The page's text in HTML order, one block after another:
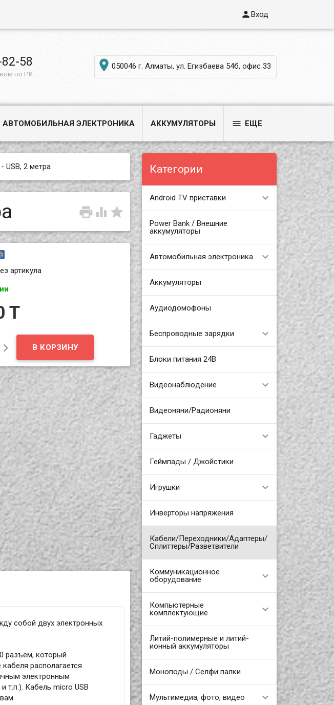
Вход
58
по РК
 050046 г. Алматы, ул. Егизбаева 54б, офис 33
АВТОМОБИЛЬНАЯ ЭЛЕКТРОНИКА АККУМУЛЯТОРЫ  ЕЩЕ
Категории
Android TV приставки
Power Bank / Внешние
аккумуляторы
Автомобильная электроника
Аккумуляторы
Аудиодомофоны
Беспроводные зарядки
Блоки питания 24В
Видеонаблюдение
Видеоняни/Радионяни
Гаджеты
Геймпады / Джойстики
Игрушки
Инверторы напряжения
Кабели/Переходники/Адаптеры/
Сплиттеры/Разветвители
Коммуникационное
оборудование
Компьютерные
комплектующие
Литий-полимерные и литий-
ионный аккумуляторы
Моноподы / Селфи палки
Мультимедиа, фото, видео
USB, 2 метра
  
артикула
T

собой двух электронных
разъем, который
располагается
электронным
т.п.). Кабель micro USB